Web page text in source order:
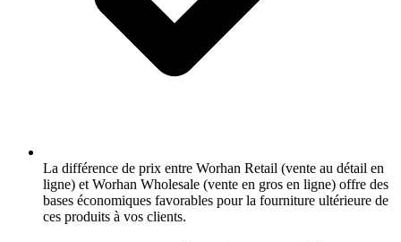
La différence de prix entre Worhan Retail (vente au détail en
ligne) et Worhan Wholesale (vente en gros en ligne) offre des
bases économiques favorables pour la fourniture ultérieure de
ces produits à vos clients.